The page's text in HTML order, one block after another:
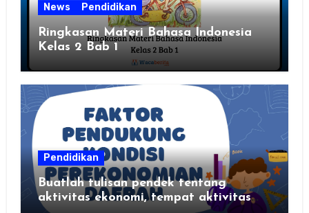
News Pendidikan
Ringkasan Materi Bahasa Indonesia
Kelas 2 Bab 1
Pendidikan
Buatlah tulisan pendek tentang
aktivitas ekonomi, tempat aktivitas